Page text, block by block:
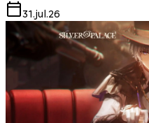
31.jul.26